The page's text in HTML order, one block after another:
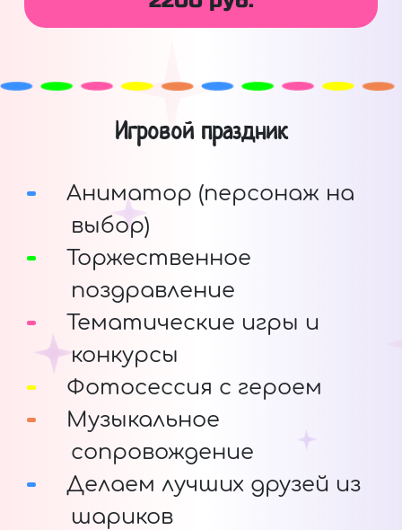
Игровой праздник
Аниматор (персонаж на
выбор)
Торжественное
поздравление
Тематические игры и
конкурсы
Фотосессия с героем
Музыкальное
сопровождение
Делаем лучших друзей из
шариков